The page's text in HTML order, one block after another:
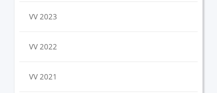
VV 2023
VV 2022
VV 2021